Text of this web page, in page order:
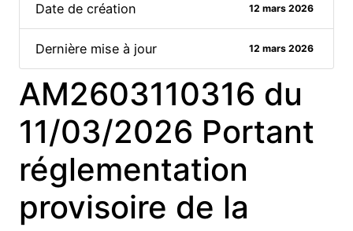
Date de création 12 mars 2026
Dernière mise à jour 12 mars 2026
AM2603110316 du
11/03/2026 Portant
réglementation
provisoire de la